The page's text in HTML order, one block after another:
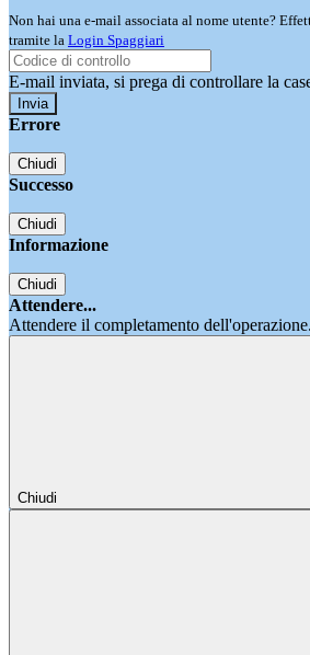
Non hai una e-mail associata al nome utente?
tramite la Login Spaggiari
E-mail inviata, si prega di controllare la
Errore
Chiudi
Successo
Chiudi
Informazione
Chiudi
Attendere...
Attendere il completamento
Chiudi